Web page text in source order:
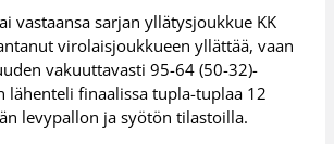
vastaansa sarjan yllätysjoukkue KK
virolaisjoukkueen yllättää, vaan
vakuuttavasti 95-64 (50-32)-
lähenteli finaalissa tupla-tuplaa 12
levypallon ja syötön tilastoilla.